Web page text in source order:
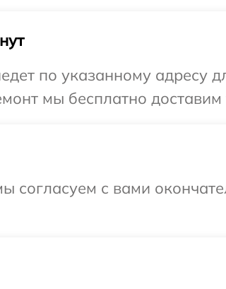
по указанному адресу
мы бесплатно
согласуем с вами